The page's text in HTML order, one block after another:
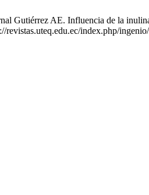
Gutiérrez AE. Influencia de la
index.php/